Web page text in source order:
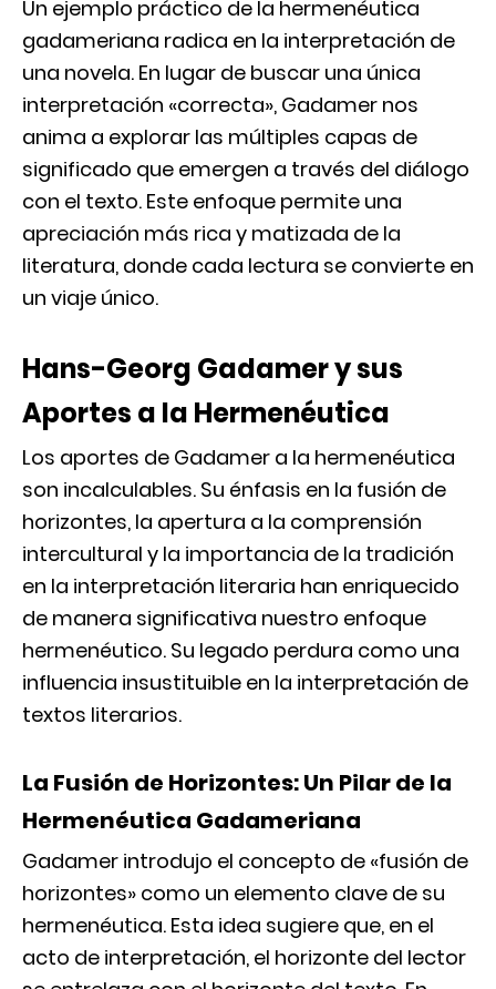
Un ejemplo práctico de la hermenéutica
gadameriana radica en la interpretación de
una novela. En lugar de buscar una única
interpretación «correcta», Gadamer nos
anima a explorar las múltiples capas de
significado que emergen a través del diálogo
con el texto. Este enfoque permite una
apreciación más rica y matizada de la
literatura, donde cada lectura se convierte en
un viaje único.
Hans-Georg Gadamer y sus
Aportes a la Hermenéutica
Los aportes de Gadamer a la hermenéutica
son incalculables. Su énfasis en la fusión de
horizontes, la apertura a la comprensión
intercultural y la importancia de la tradición
en la interpretación literaria han enriquecido
de manera significativa nuestro enfoque
hermenéutico. Su legado perdura como una
influencia insustituible en la interpretación de
textos literarios.
La Fusión de Horizontes: Un Pilar de la
Hermenéutica Gadameriana
Gadamer introdujo el concepto de «fusión de
horizontes» como un elemento clave de su
hermenéutica. Esta idea sugiere que, en el
acto de interpretación, el horizonte del lector